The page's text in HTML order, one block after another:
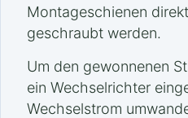
Montageschienen
geschraubt werden.
Um den gewonnenen
ein Wechselrichter
Wechselstrom